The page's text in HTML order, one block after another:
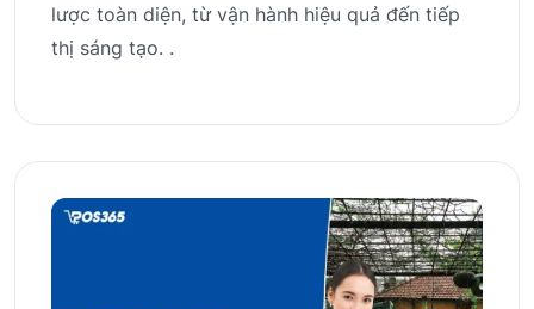
lược toàn diện, từ vận hành hiệu quả đến tiếp
thị sáng tạo. .